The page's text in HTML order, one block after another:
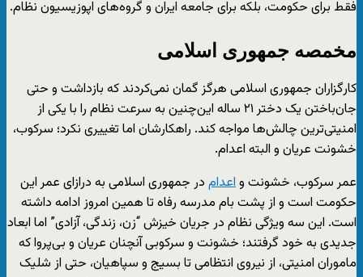
فقط برای حکومت، بلکه برای جامعه ایران و گروه‌های اپوزیسیون نظام.
مخمصه جمهوری اسلامی
کارگزاران جمهوری اسلامی هرگز گمان نمی‌کردند که بازداشت و حتی
جان‌باختن یک دختر ۲۱ ساله این‌چنین به سرعت نظام را با یکی از
امنیتی‌ترین چالش‌ها مواجه کند. راهکارشان اما تغییری نکرد؛ سرکوب،
خشونت عریان و البته اعدام.
عمر سرکوب، خشونت واعدام در جمهوری اسلامی به درازای عمر این
حکومت است و از پشت بام مدرسه رفاه تا همین امروز ادامه داشته
است. این سه ویژگی نظام در جریان خیزش “زن، زندگی، آزادی” اما ابعاد
جدیدی به خود گرفتند؛ خشونت و سرکوبی آنچنان عریان و بی‌پروا که
ماموران امنیتی، از نیروی انتظامی تا بسیج و سپاهیان، حتی از شلیک